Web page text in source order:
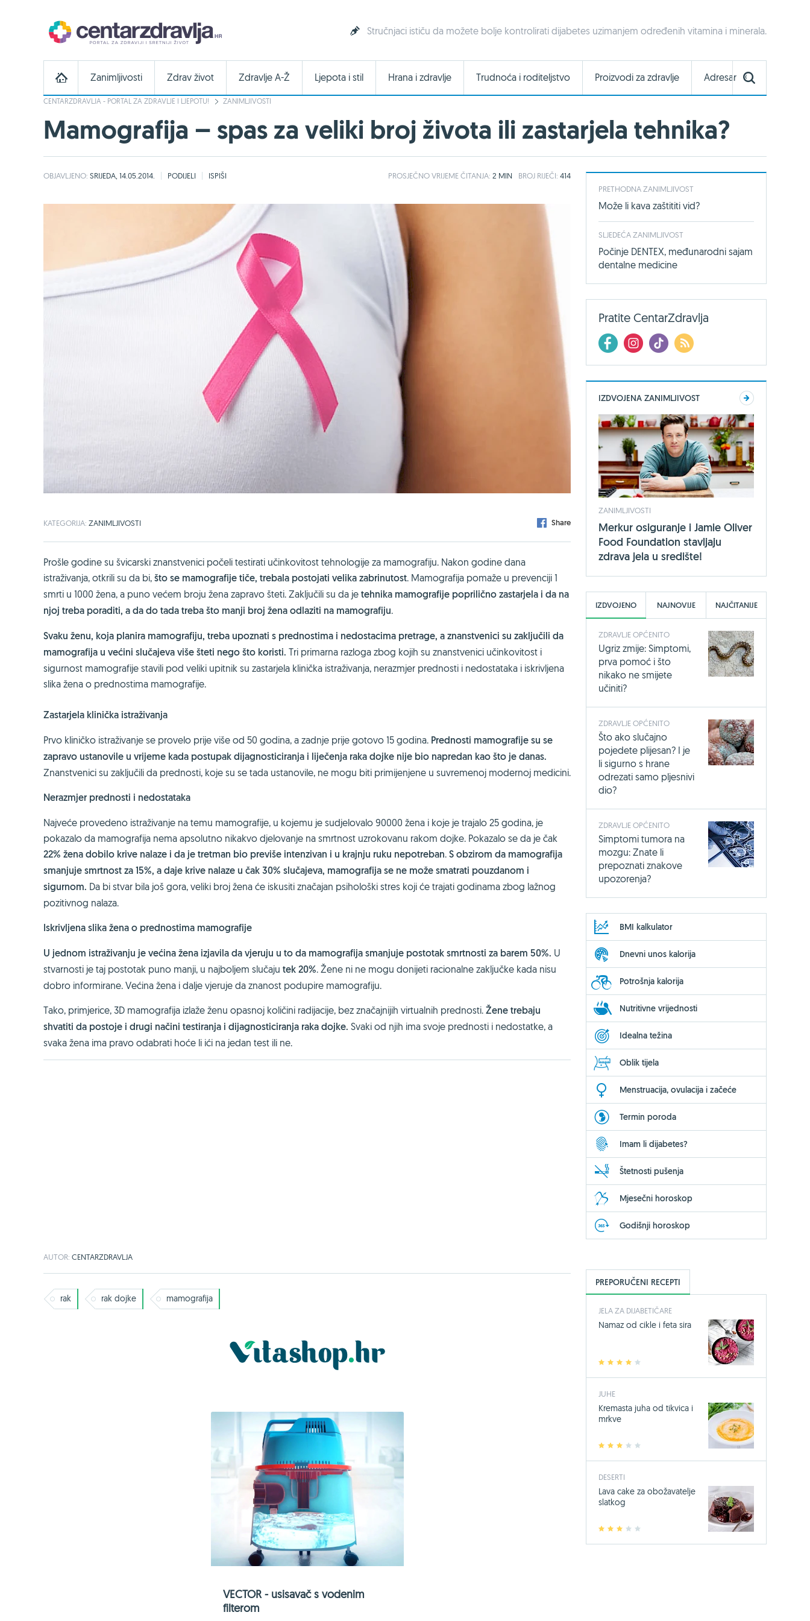
Stručnjaci ističu da možete bolje kontrolirati dijabetes uzimanjem određenih vitamina i minerala.
Zanimljivosti Zdrav život Zdravlje A-Ž Ljepota i stil Hrana i zdravlje Trudnoća i roditeljstvo Proizvodi za zdravlje Adresar
CENTARZDRAVLJA - PORTAL ZA ZDRAVLJE I LJEPOTU! ZANIMLJIVOSTI
Mamografija – spas za veliki broj života ili zastarjela tehnika?
OBJAVLJENO: SRIJEDA, 14.05.2014. PODIJELI ISPIŠI PROSJEČNOVRIJEME ČITANJA: 2 MIN BROJ RIJEČI: 414
KATEGORIJA: ZANIMLJIVOSTI Share
Prošle godine su švicarski znanstvenici počeli testirati učinkovitost tehnologije za mamografiju. Nakon godine dana
istraživanja, otkrili su da bi, što se mamografije tiče, trebala postojati velika zabrinutost. Mamografija pomaže u prevenciji 1
smrti u 1000 žena, a puno većem broju žena zapravo šteti. Zaključili su da je tehnika mamografije poprilično zastarjela i da na
njoj treba poraditi, a da do tada treba što manji broj žena odlaziti na mamografiju.
Svaku ženu, koja planira mamografiju, treba upoznati s prednostima i nedostacima pretrage, a znanstvenici su zaključili da
mamografija u većini slučajeva više šteti nego što koristi. Tri primarna razloga zbog kojih su znanstvenici učinkovitost i
sigurnost mamografije stavili pod veliki upitnik su zastarjela klinička istraživanja, nerazmjer prednosti i nedostataka i iskrivljena
slika žena o prednostima mamografije.
Zastarjela klinička istraživanja
Prvo kliničko istraživanje se provelo prije više od 50 godina, a zadnje prije gotovo 15 godina. Prednosti mamografije su se
zapravo ustanovile u vrijeme kada postupak dijagnosticiranja i liječenja raka dojke nije bio napredan kao što je danas.
Znanstvenici su zaključili da prednosti, koje su se tada ustanovile, ne mogu biti primijenjene u suvremenoj modernoj medicini.
Nerazmjer prednosti i nedostataka
Najveće provedeno istraživanje na temu mamografije, u kojemu je sudjelovalo 90000 žena i koje je trajalo 25 godina, je
pokazalo da mamografija nema apsolutno nikakvo djelovanje na smrtnost uzrokovanu rakom dojke. Pokazalo se da je čak
22% žena dobilo krive nalaze i da je tretman bio previše intenzivan i u krajnju ruku nepotreban. S obzirom da mamografija
smanjuje smrtnost za 15%, a daje krive nalaze u čak 30% slučajeva, mamografija se ne može smatrati pouzdanom i
sigurnom. Da bi stvar bila još gora, veliki broj žena će iskusiti značajan psihološki stres koji će trajati godinama zbog lažnog
pozitivnog nalaza.
Iskrivljena slika žena o prednostima mamografije
U jednom istraživanju je većina žena izjavila da vjeruju u to da mamografija smanjuje postotak smrtnosti za barem 50%. U
stvarnosti je taj postotak puno manji, u najboljem slučaju tek 20%. Žene ni ne mogu donijeti racionalne zaključke kada nisu
dobro informirane. Većina žena i dalje vjeruje da znanost podupire mamografiju.
Tako, primjerice, 3D mamografija izlaže ženu opasnoj količini radijacije, bez značajnijih virtualnih prednosti. Žene trebaju
shvatiti da postoje i drugi načini testiranja i dijagnosticiranja raka dojke. Svaki od njih ima svoje prednosti i nedostatke, a
svaka žena ima pravo odabrati hoće li ići na jedan test ili ne.
AUTOR: CENTARZDRAVLJA
rak rak dojke mamografija
VECTOR - usisavač s vodenim
filterom
PRETHODNA ZANIMLJIVOST
Može li kava zaštititi vid?
SLJEDEĆA ZANIMLJIVOST
Počinje DENTEX, međunarodni sajam
dentalne medicine
Pratite CentarZdravlja
IZDVOJENA ZANIMLJIVOST
ZANIMLJIVOSTI
Merkur osiguranje i Jamie Oliver
Food Foundation stavljaju
zdrava jela u središte!
IZDVOJENO NAJNOVIJE NAJČITANIJE
ZDRAVLJE OPĆENITO
Ugriz zmije: Simptomi,
prva pomoć i što
nikako ne smijete
učiniti?
ZDRAVLJE OPĆENITO
Što ako slučajno
pojedete plijesan? I je
li sigurno s hrane
odrezati samo pljesnivi
dio?
ZDRAVLJE OPĆENITO
Simptomi tumora na
mozgu: Znate li
prepoznati znakove
upozorenja?
BMI kalkulator
Dnevni unos kalorija
Potrošnja kalorija
Nutritivne vrijednosti
Idealna težina
Oblik tijela
Menstruacija, ovulacija i začeće
Termin poroda
Imam li dijabetes?
Štetnosti pušenja
Mjesečni horoskop
Godišnji horoskop
PREPORUČENI RECEPTI
JELA ZA DIJABETIČARE
2 3 4
Namaz od cikle i feta sira
JUHE
2 3 4
Kremasta juha od tikvica i
mrkve
DESERTI
2 3 4
Lava cake za obožavatelje
slatkog